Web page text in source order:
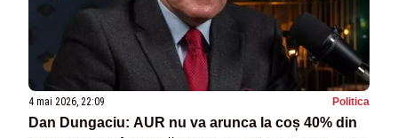
4 mai 2026, 22:09 Politica
Dan Dungaciu: AUR nu va arunca la coș 40% din